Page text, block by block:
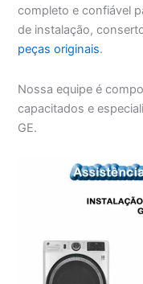
completo e confiável
de instalação,
peças originais.
Nossa equipe é
capacitados e
GE.